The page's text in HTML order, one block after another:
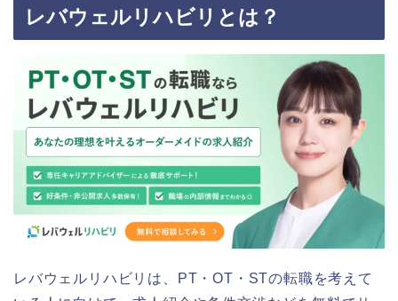
レバウェルリハビリとは？
レバウェルリハビリは、PT・OT・STの転職を考えて